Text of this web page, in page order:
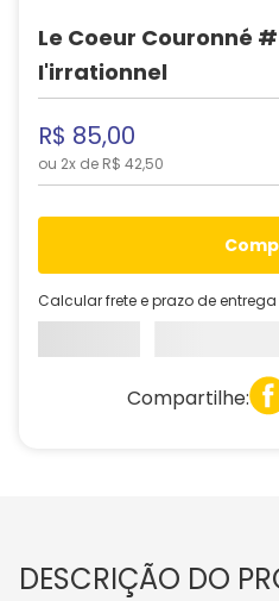
Le Coeur Couronné
I'irrationnel
R$ 85,00
ou 2x de R$ 42,50
Calcular frete e prazo de entrega
Compartilhe:
DESCRIÇÃO DO